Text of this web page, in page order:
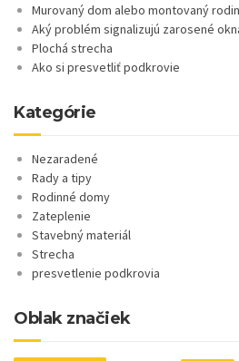
Murovaný dom alebo montovaný
Aký problém signalizujú zarosené
Plochá strecha
Ako si presvetliť podkrovie
Kategórie
Nezaradené
Rady a tipy
Rodinné domy
Zateplenie
Stavebný materiál
Strecha
presvetlenie podkrovia
Oblak značiek